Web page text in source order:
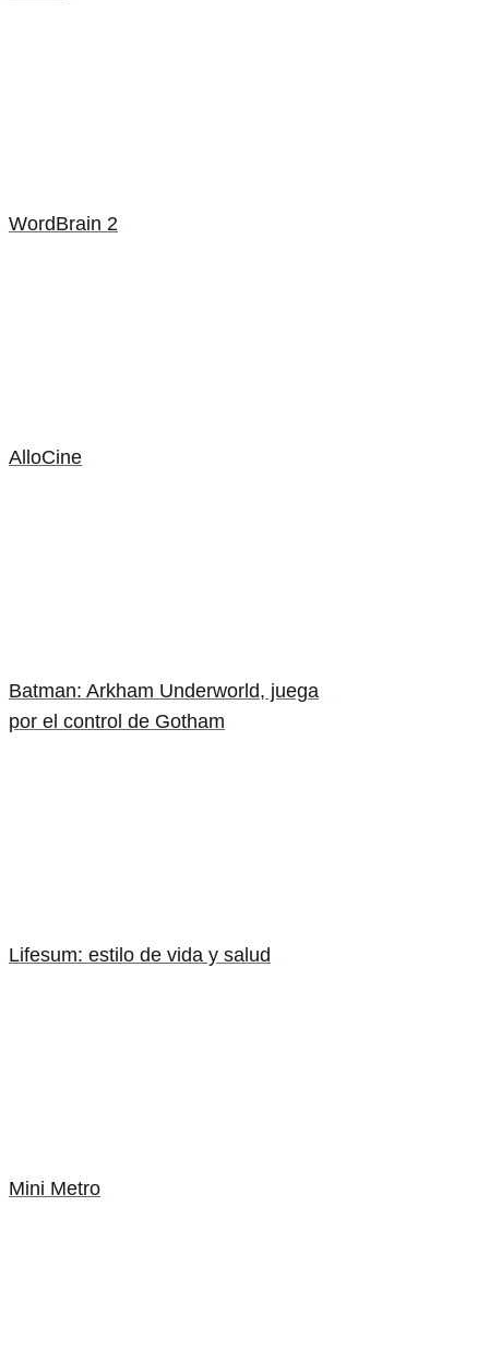
WordBrain 2
AlloCine
Batman: Arkham Underworld, juega
por el control de Gotham
Lifesum: estilo de vida y salud
Mini Metro